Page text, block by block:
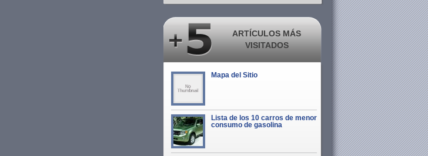
ARTÍCULOS MÁS
VISITADOS
Mapa del Sitio
Lista de los 10 carros de menor
consumo de gasolina